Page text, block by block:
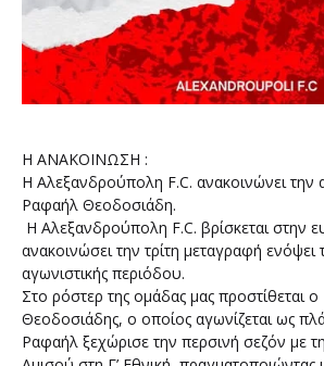
Η ΑΝΑΚΟΙΝΩΣΗ :
Η Αλεξανδρούπολη F.C. ανακοινώνει την
Ραφαήλ Θεοδοσιάδη.
Η Αλεξανδρούπολη F.C. βρίσκεται στην
ανακοινώσει την τρίτη μεταγραφή ενόψει
αγωνιστικής περιόδου.
Στο ρόστερ της ομάδας μας προστίθεται
Θεοδοσιάδης, ο οποίος αγωνίζεται ως
Ραφαήλ ξεχώρισε την περσινή σεζόν με